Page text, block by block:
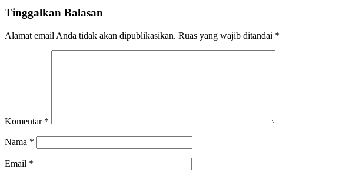
Tinggalkan Balasan
Alamat email Anda tidak akan dipublikasikan. Ruas yang wajib ditandai *
Komentar *
Nama *
Email *